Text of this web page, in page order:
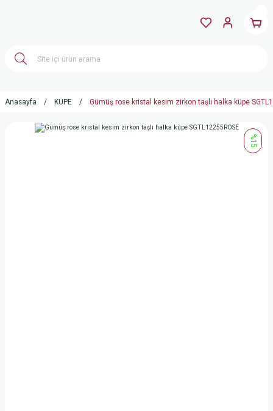
Anasayfa KÜPE Gümüş rose kristal kesim zirkon taşlı halka küpe
%15